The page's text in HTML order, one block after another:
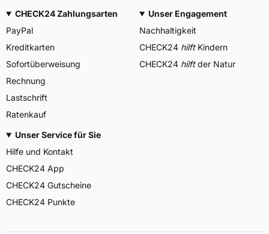
CHECK24 Zahlungsarten
PayPal
Kreditkarten
Sofortüberweisung
Rechnung
Lastschrift
Ratenkauf
Unser Engagement
Nachhaltigkeit
CHECK24 hilftKindern
CHECK24 hilftder Natur
Unser Service für Sie
Hilfe und Kontakt
CHECK24 App
CHECK24 Gutscheine
CHECK24 Punkte